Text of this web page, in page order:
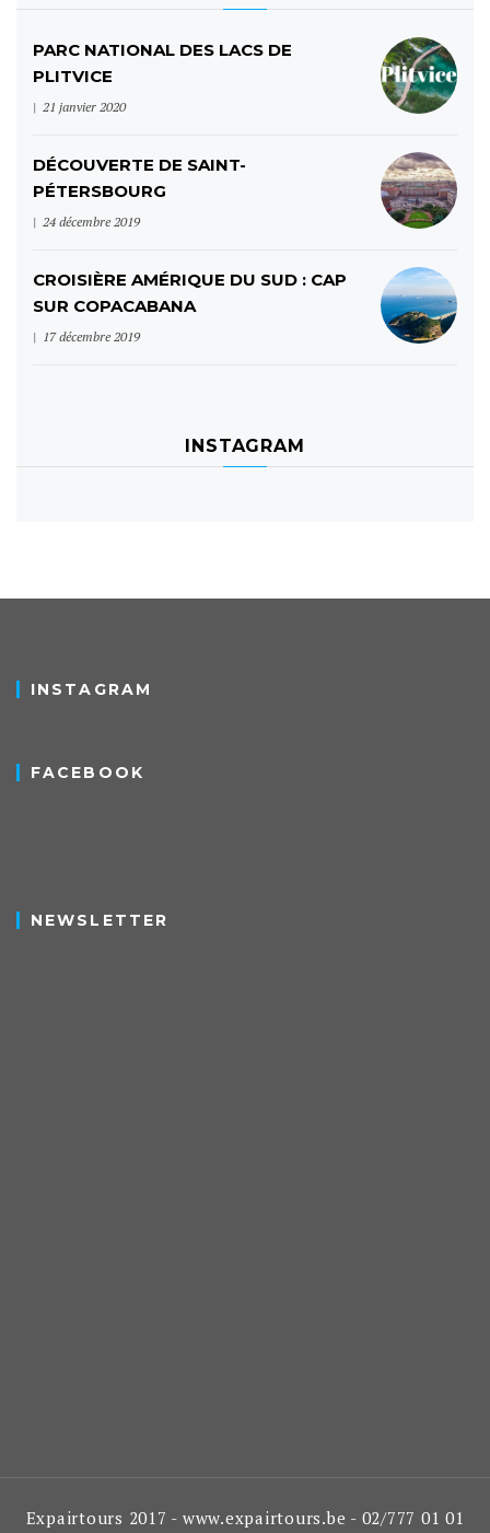
PARC NATIONAL DES LACS DE
PLITVICE
21 janvier 2020
DÉCOUVERTE DE SAINT-
PÉTERSBOURG
24 décembre 2019
CROISIÈRE AMÉRIQUE DU SUD : CAP
SUR COPACABANA
17 décembre 2019
INSTAGRAM
INSTAGRAM
FACEBOOK
NEWSLETTER
Expairtours 2017 - www.expairtours.be - 02/777 01 01